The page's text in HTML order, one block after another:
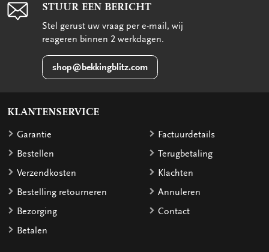
STUUR EEN BERICHT
Stel gerust uw vraag per e-mail, wij
reageren binnen 2 werkdagen.
shop@bekkingblitz.com
KLANTENSERVICE
Garantie
Bestellen
Verzendkosten
Bestelling retourneren
Bezorging
Betalen
Factuurdetails
Terugbetaling
Klachten
Annuleren
Contact